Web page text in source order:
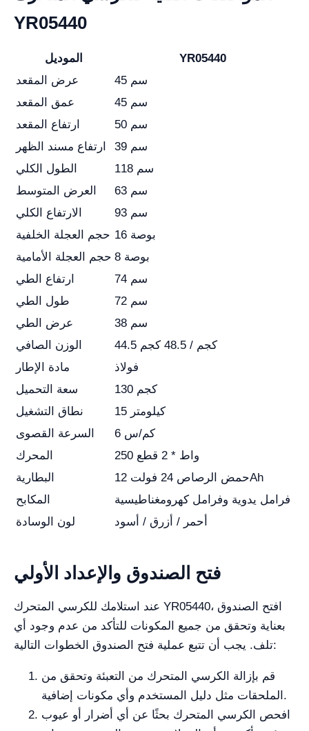
YR05440
الموديل
YR05440
عرض المقعد
45 سم
عمق المقعد
45 سم
ارتفاع المقعد
50 سم
ارتفاع مسند الظهر
39 سم
الطول الكلي
118 سم
العرض المتوسط
63 سم
الارتفاع الكلي
93 سم
حجم العجلة الخلفية
16 بوصة
حجم العجلة الأمامية
8 بوصة
ارتفاع الطي
74 سم
طول الطي
72 سم
عرض الطي
38 سم
الوزن الصافي
44.5 كجم / 48.5 كجم
مادة الإطار
فولاذ
سعة التحميل
130 كجم
نطاق التشغيل
15 كيلومتر
السرعة القصوى
6 كم/س
المحرك
250 واط * 2 قطع
البطارية
حمض الرصاص 24 فولت 12Ah
المكابح
فرامل يدوية وفرامل كهرومغناطيسية
لون الوسادة
أحمر / أزرق / أسود
فتح الصندوق والإعداد الأولي
عند استلامك للكرسي المتحرك YR05440، افتح الصندوق
بعناية وتحقق من جميع المكونات للتأكد من عدم وجود أي
تلف. يجب أن تتبع عملية فتح الصندوق الخطوات التالية:
قم بإزالة الكرسي المتحرك من التعبئة وتحقق من
الملحقات مثل دليل المستخدم وأي مكونات إضافية.
افحص الكرسي المتحرك بحثًا عن أي أضرار أو عيوب